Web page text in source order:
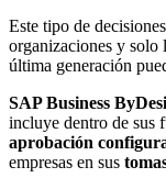
Este tipo de
organizaciones y solo
última generación
SAP Business
incluye dentro de sus
aprobación
empresas en sus